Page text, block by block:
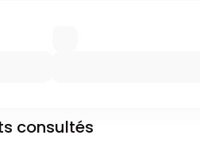
consultés